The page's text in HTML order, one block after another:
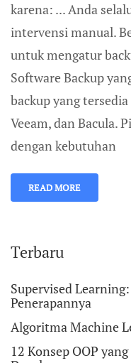
karena: ... Anda
intervensi manual.
untuk mengatur
Software Backup
backup yang
Veeam, dan Bacula.
dengan kebutuhan
READ MORE
Terbaru
Supervised
Penerapannya
Algoritma Machine
12 Konsep OOP